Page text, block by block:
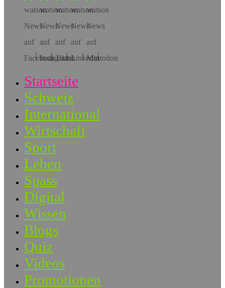
Hol dir die App!
Startseite
Schweiz
International
Wirtschaft
Sport
Leben
Spass
Digital
Wissen
Blogs
Quiz
Videos
Promotionen